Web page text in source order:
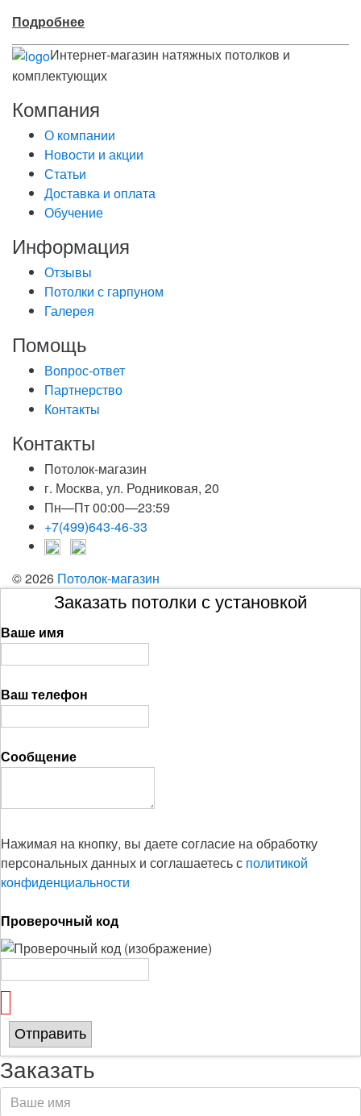
Подробнее
Интернет-магазин натяжных потолков и
комплектующих
Компания
О компании
Новости и акции
Статьи
Доставка и оплата
Обучение
Информация
Отзывы
Потолки с гарпуном
Галерея
Помощь
Вопрос-ответ
Партнерство
Контакты
Контакты
Потолок-магазин
г. Москва, ул. Родниковая, 20
Пн—Пт 00:00—23:59
+7(499)643-46-33
© 2026 Потолок-магазин
Заказать потолки с установкой
Ваше имя
Ваш телефон
Сообщение
Нажимая на кнопку, вы даете согласие на обработку
персональных данных и соглашаетесь с политикой
конфиденциальности
Проверочный код
Отправить
Заказать